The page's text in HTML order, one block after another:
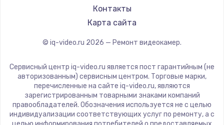
1400 руб.
Заказать
Замена крышки ноутбука
1750 руб.
Заказать
Замена HDMI
1450 руб.
Контакты
Карта сайта
© iq-video.ru 2026 — Ремонт видеокамер.
Сервисный центр iq-video.ru является пост гарантийным (не
авторизованным) сервисным центром. Торговые марки,
перечисленные на сайте iq-video.ru, являются
зарегистрированным товарными знаками компаний
правообладателей. Обозначения используется не с целью
индивидуализации соответствующих услуг по ремонту, а с